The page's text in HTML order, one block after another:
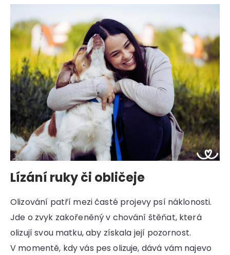
Lízání ruky či obličeje
Olizování patří mezi časté projevy psí náklonosti.
Jde o zvyk zakořeněný v chování štěňat, která
olizují svou matku, aby získala její pozornost.
V momentě, kdy vás pes olizuje, dává vám najevo